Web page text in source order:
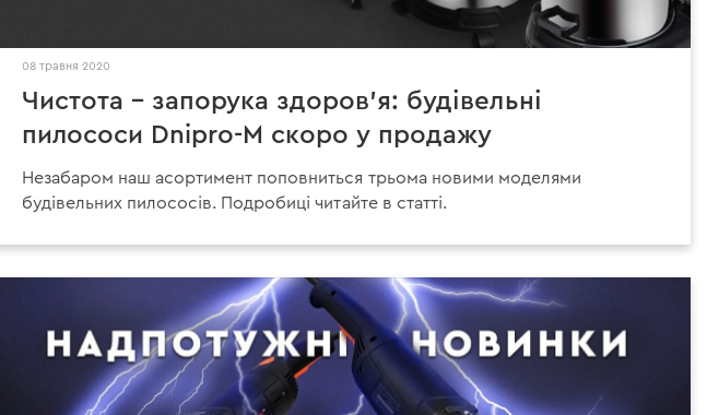
08 травня 2020
Чистота – запорука здоров'я: будівельні
пилососи Dnipro-M скоро у продажу
Незабаром наш асортимент поповниться трьома новими моделями
будівельних пилососів. Подробиці читайте в статті.